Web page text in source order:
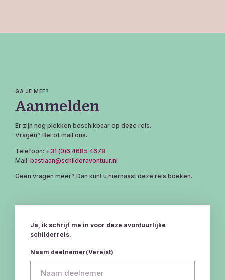
GA JE MEE?
Aanmelden
Er zijn nog plekken beschikbaar op deze reis.
Vragen? Bel of mail ons.
Telefoon: +31 (0)6 4685 4678
Mail: bastiaan@schilderavontuur.nl
Geen vragen meer? Dan kunt u hiernaast deze reis boeken.
Ja, ik schrijf me in voor deze avontuurlijke
schilderreis.
Naam deelnemer(Vereist)